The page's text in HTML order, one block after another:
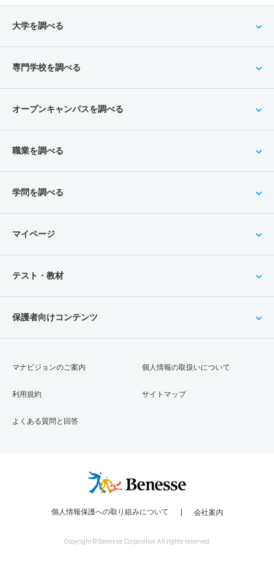
大学を調べる
専門学校を調べる
オープンキャンパスを調べる
職業を調べる
学問を調べる
マイページ
テスト・教材
保護者向けコンテンツ
マナビジョンのご案内
利用規約
よくある質問と回答
個人情報の取扱いについて
サイトマップ
個人情報保護への取り組みについて 会社案内
Copyright © Benesse Corporation All rights reserved.